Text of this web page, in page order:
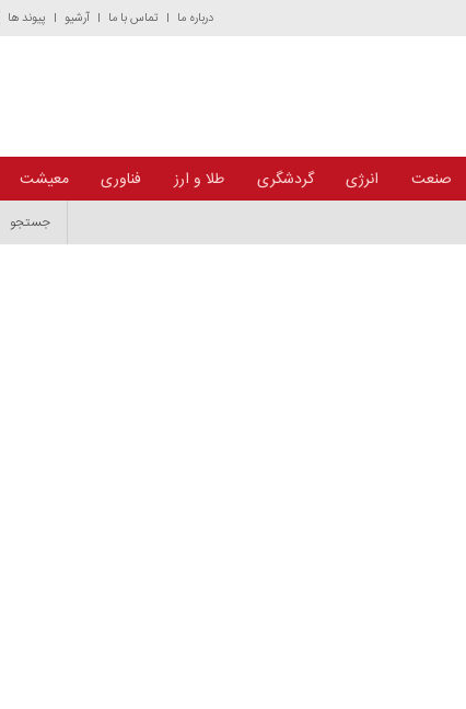
درباره ما تماس با ما آرشیو پیوند ها
صنعت انرژی گردشگری طلا و ارز فناوری معیشت